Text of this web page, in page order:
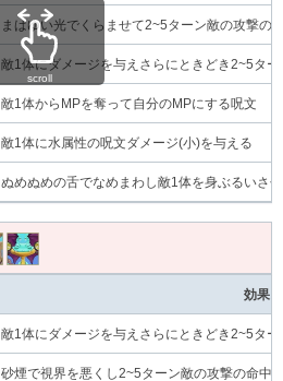
まばゆい光でくらませて2~5ターン敵の攻撃の
敵1体にダメージを与えさらにときどき2~5ター
敵1体からMPを奪って自分のMPにする呪文
敵1体に水属性の呪文ダメージ(小)を与える
ぬめぬめの舌でなめまわし敵1体を身ぶるいさ
scroll
効果
敵1体にダメージを与えさらにときどき2~5ター
砂煙で視界を悪くし2~5ターン敵の攻撃の命中